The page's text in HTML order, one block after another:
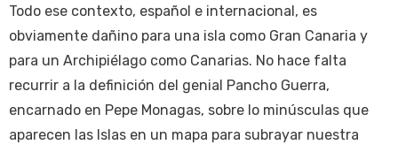
Todo ese contexto, español e internacional, es
obviamente dañino para una isla como Gran Canaria y
para un Archipiélago como Canarias. No hace falta
recurrir a la definición del genial Pancho Guerra,
encarnado en Pepe Monagas, sobre lo minúsculas que
aparecen las Islas en un mapa para subrayar nuestra